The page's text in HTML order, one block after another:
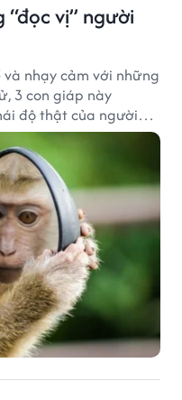
vị” người
nhạy cảm với những
3 con giáp này
độ thật của người